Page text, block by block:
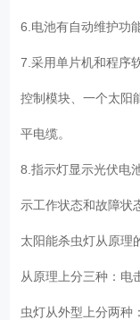
6.电池有自动维护功
7.采用单片机和程序
控制模块、一个太阳
平电缆。
8.指示灯显示光伏电
示工作状态和故障状
太阳能杀虫灯从原理
从原理上分三种：电
虫灯从外型上分两种